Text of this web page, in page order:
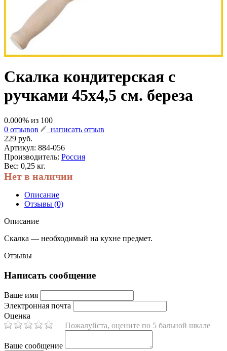
Скалка кондитерская с
ручками 45x4,5 см. береза
0.000% из 100
0 отзывов
написать отзыв
229 руб.
Артикул: 884-056
Производитель: Россия
Вес: 0,25 кг.
Нет в наличии
Описание
Отзывы (0)
Описание
Скалка — необходимый на кухне предмет.
Отзывы
Написать сообщение
Ваше имя
Электронная почта
Оценка
Пожалуйста, оцените по 5 бальной шкале
Ваше сообщение